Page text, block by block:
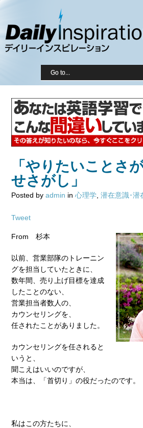
「やりたいことさ
せさがし」
Posted by admin in 心理学 潜在意識･潜
Tweet
From 杉本
以前、営業部隊のトレーニン
グを担当していたときに、
数年間、売り上げ目標を達成
したことのない、
営業担当者数人の、
カウンセリングを、
任されたことがありました。
カウンセリングを任されると
いうと、
聞こえはいいのですが、
本当は、「首切り」の役だったのです。
私はこの方たちに、